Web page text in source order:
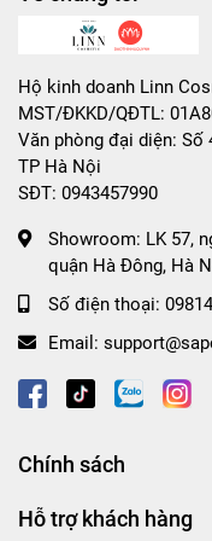
#mun #dau #den
#mat #mat #na
#matnadatsetbeplain
#my #pham #uy #tin
#maskbeplain
#matnagiammun
Hộ kinh doanh Linn
MST/ĐKKD/QĐTL:
Văn phòng đại diện: Số
TP Hà Nội
SĐT: 0943457990
Showroom: LK 57,
quận Hà Đông, Hà
Số điện thoại:
Email:
Chính sách
Hỗ trợ khách hàng